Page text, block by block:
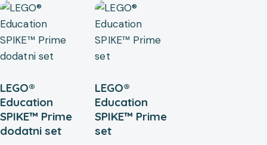
LEGO®
Education
SPIKE™ Prime
dodatni set
LEGO®
Education
SPIKE™ Prime
set